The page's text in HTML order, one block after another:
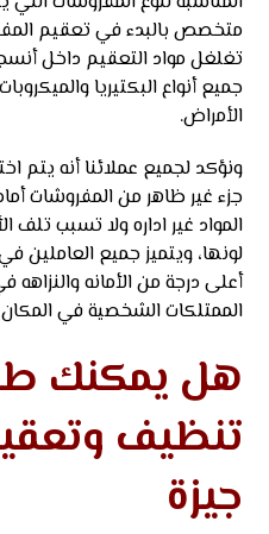
متخصص بالبدء في تعقيم
تغلغل مواد التعقيم داخل
جميع أنواع البكتيريا
الأمراض.
ونؤكد لجميع عملائنا أنه يتم
جزء غير ظاهر من المفروشات
المواد غير اداره ولا تسبب
لونها، ويتميز جميع
أعلى درجة من الأمانه
الممتلكات الشخصية في المكان
هل يمكنك
تنظيف
جيزة